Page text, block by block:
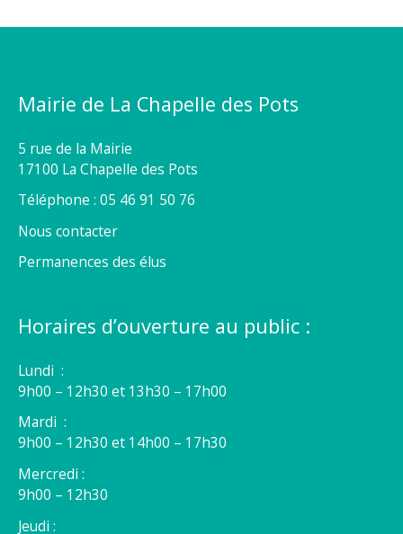
Mairie de La Chapelle des Pots
5 rue de la Mairie
17100 La Chapelle des Pots
Téléphone : 05 46 91 50 76
Nous contacter
Permanences des élus
Horaires d’ouverture au public :
Lundi :
9h00 – 12h30 et 13h30 – 17h00
Mardi :
9h00 – 12h30 et 14h00 – 17h30
Mercredi :
9h00 – 12h30
Jeudi :